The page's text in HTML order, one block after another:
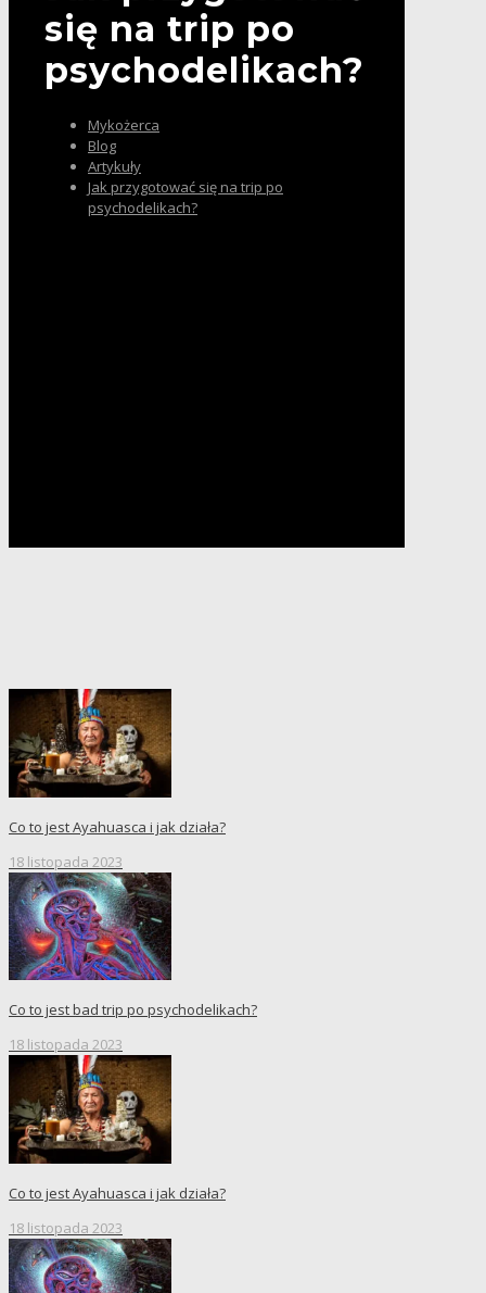
się na trip po
psychodelikach?
Mykożerca
Blog
Artykuły
Jak przygotować się na trip po
psychodelikach?
Co to jest Ayahuasca i jak działa?
18 listopada 2023
Co to jest bad trip po psychodelikach?
18 listopada 2023
Co to jest Ayahuasca i jak działa?
18 listopada 2023